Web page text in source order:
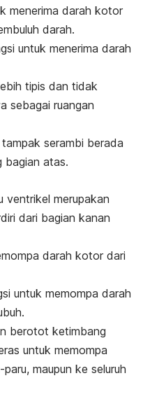
menerima darah kotor
darah.
untuk menerima darah
tipis dan tidak
sebagai ruangan
serambi berada
bagian atas.
ventrikel merupakan
dari bagian kanan
darah kotor dari
untuk memompa darah
berotot ketimbang
untuk memompa
maupun ke seluruh